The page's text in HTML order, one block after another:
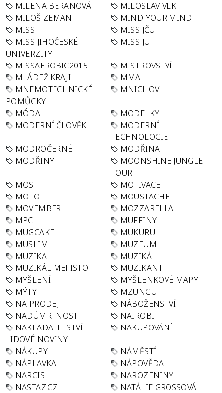
MILENA BERANOVÁ
MILOSLAV VLK
MILOŠ ZEMAN
MIND YOUR MIND
MISS
MISS JČU
MISS JIHOČESKÉ
UNIVERZITY
MISS JU
MISSAEROBIC2015
MISTROVSTVÍ
MLÁDEŽ KRAJI
MMA
MNEMOTECHNICKÉ
POMŮCKY
MNICHOV
MÓDA
MODELKY
MODERNÍ ČLOVĚK
MODERNÍ
TECHNOLOGIE
MODROČERNÉ
MODŘINA
MODŘINY
MOONSHINE JUNGLE
TOUR
MOST
MOTIVACE
MOTOL
MOUSTACHE
MOVEMBER
MOZZARELLA
MPC
MUFFINY
MUGCAKE
MUKURU
MUSLIM
MUZEUM
MUZIKA
MUZIKÁL
MUZIKÁL MEFISTO
MUZIKANT
MYŠLENÍ
MYŠLENKOVÉ MAPY
MÝTY
MZUNGU
NA PRODEJ
NÁBOŽENSTVÍ
NADÚMRTNOST
NAIROBI
NAKLADATELSTVÍ
LIDOVÉ NOVINY
NAKUPOVÁNÍ
NÁKUPY
NÁMĚSTÍ
NÁPLAVKA
NÁPOVĚDA
NARCIS
NAROZENINY
NASTAZ.CZ
NATÁLIE GROSSOVÁ